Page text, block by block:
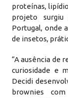
proteínas,
projeto surgiu
Portugal, onde
de insetos,
“A ausência de
curiosidade e
Decidi
brownies